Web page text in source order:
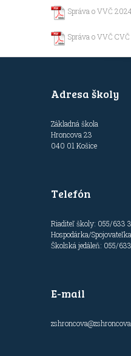
Správa o VVČ
Správa o VVČ
Adresa školy
Základná škola
Hroncova 23
040 01 Košice
Telefón
Riaditeľ školy: 055/633
Hospodárka/
Školská jedáleň: 055/
E-mail